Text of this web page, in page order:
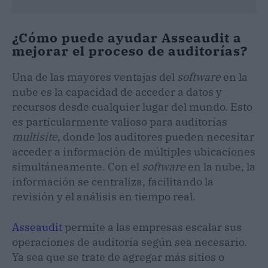
¿Cómo puede ayudar Asseaudit a
mejorar el proceso de auditorías?
Una de las mayores ventajas del software en la
nube es la capacidad de acceder a datos y
recursos desde cualquier lugar del mundo. Esto
es particularmente valioso para auditorías
multisite, donde los auditores pueden necesitar
acceder a información de múltiples ubicaciones
simultáneamente. Con el software en la nube, la
información se centraliza, facilitando la
revisión y el análisis en tiempo real.
Asseaudit permite a las empresas escalar sus
operaciones de auditoría según sea necesario.
Ya sea que se trate de agregar más sitios o